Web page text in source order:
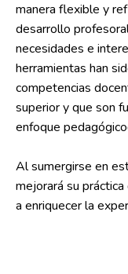
manera flexible y
desarrollo
necesidades e
herramientas han
competencias
superior y que son
enfoque
Al sumergirse en
mejorará su
a enriquecer la